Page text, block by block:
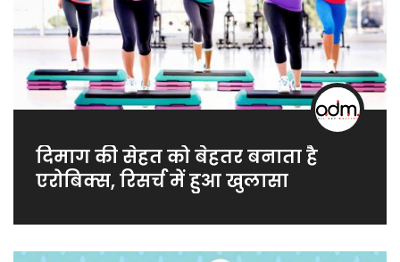
दिमाग की सेहत को बेहतर बनाता है
एरोबिक्स, रिसर्च में हुआ खुलासा